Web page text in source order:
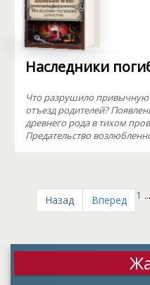
Наследники
Что разрушило
отъезд родителей?
древнего рода в тихом
Предательство
Назад 1 ...
Вперед